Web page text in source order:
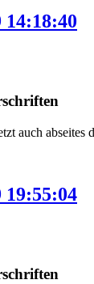
14:18:40
auch abseites
19:55:04